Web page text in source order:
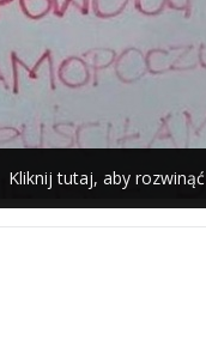
Kliknij tutaj, aby rozwinąć